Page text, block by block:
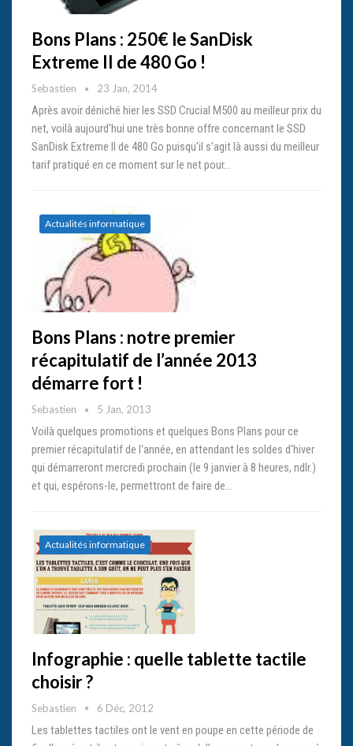
Bons Plans : 250€ le SanDisk
Extreme II de 480 Go !
Sebastien 23 Jan, 2014
Après avoir déniché hier les SSD Crucial M500 au meilleur prix du
net, voilà aujourd'hui une très bonne offre concernant le SSD
SanDisk Extreme II de 480 Go puisqu'il s'agit là aussi du meilleur
tarif pratiqué en ce moment sur le net pour…
Actualités informatique
Bons Plans : notre premier
récapitulatif de l’année 2013
démarre fort !
Sebastien 5 Jan, 2013
Voilà quelques promotions et quelques Bons Plans pour ce
premier récapitulatif de l'année, en attendant les soldes d'hiver
qui démarreront mercredi prochain (le 9 janvier à 8 heures, ndlr.)
et qui, espérons-le, permettront de faire de…
Actualités informatique
Infographie : quelle tablette tactile
choisir ?
Sebastien 6 Déc, 2012
Les tablettes tactiles ont le vent en poupe en cette période de